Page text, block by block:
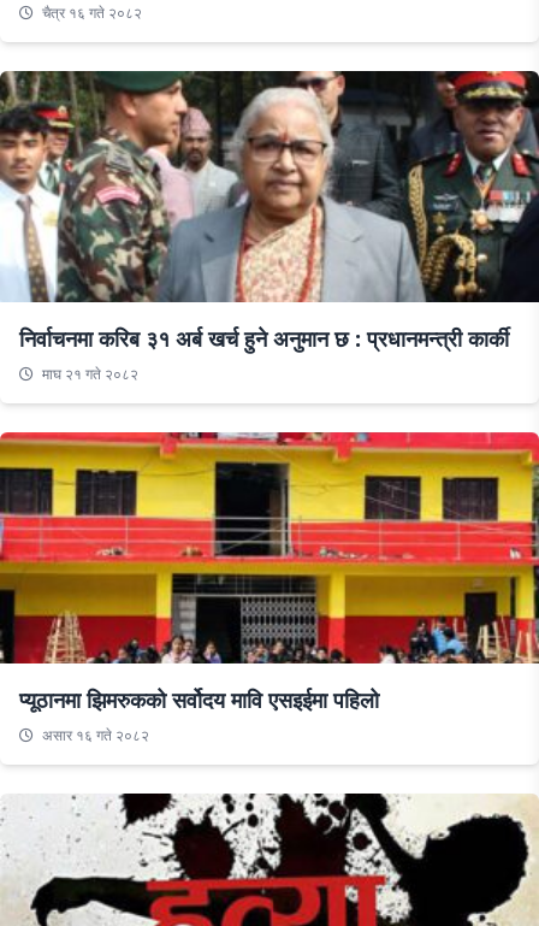
चैत्र १६ गते २०८२
निर्वाचनमा करिब ३१ अर्ब खर्च हुने अनुमान छ : प्रधानमन्त्री कार्की
माघ २१ गते २०८२
प्यूठानमा झिमरुकको सर्वोदय मावि एसइईमा पहिलो
असार १६ गते २०८२